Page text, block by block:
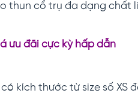
thun cổ trụ đa dạng chất
ưu đãi cực kỳ hấp dẫn
kích thước từ size số XS